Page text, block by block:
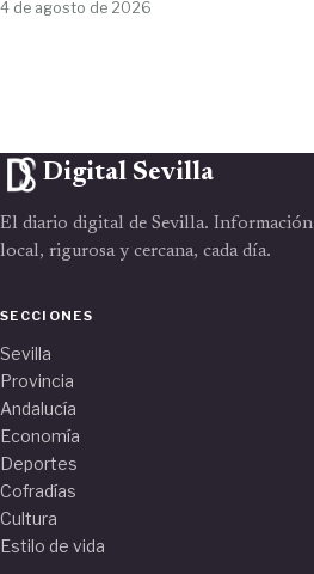
4 de agosto de 2026
Digital Sevilla
El diario digital de Sevilla. Información
local, rigurosa y cercana, cada día.
SECCIONES
Sevilla
Provincia
Andalucía
Economía
Deportes
Cofradías
Cultura
Estilo de vida